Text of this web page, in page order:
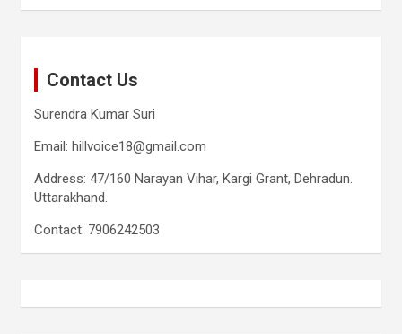
Contact Us
Surendra Kumar Suri
Email: hillvoice18@gmail.com
Address: 47/160 Narayan Vihar, Kargi Grant, Dehradun.
Uttarakhand.
Contact: 7906242503